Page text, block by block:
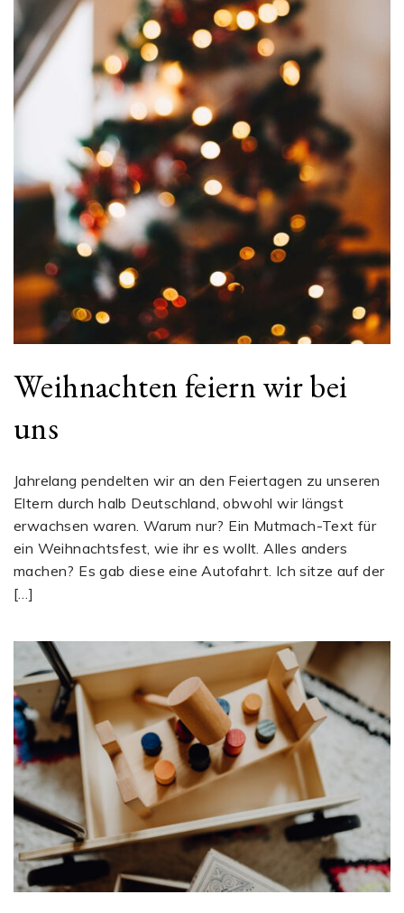
Weihnachten feiern wir bei
uns
Jahrelang pendelten wir an den Feiertagen zu unseren
Eltern durch halb Deutschland, obwohl wir längst
erwachsen waren. Warum nur? Ein Mutmach-Text für
ein Weihnachtsfest, wie ihr es wollt. Alles anders
machen? Es gab diese eine Autofahrt. Ich sitze auf der
[…]